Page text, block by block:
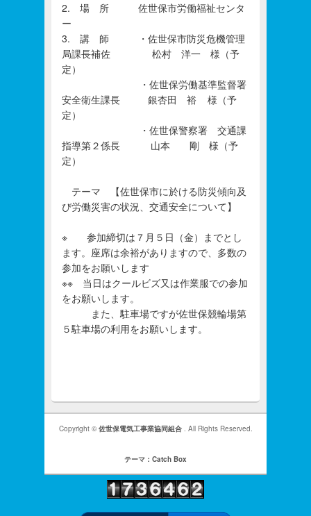
2. 場 所 佐世保市労働福祉センタ
ー
3. 講 師 ・佐世保市防災危機管理
局課長補佐 松村 洋一 様（予
定）
・佐世保労働基準監督署
安全衛生課長 銀杏田 裕 様（予
定）
・佐世保警察署 交通課
指導第２係長 山本 剛 様（予
定）
テーマ 【佐世保市に於ける防災傾向及
び労働災害の状況、交通安全について】
※ 参加締切は７月５日（金）までとし
ます。座席は余裕がありますので、多数の
参加をお願いします
※※ 当日はクールビズ又は作業服での参加
をお願いします。
また、駐車場ですが佐世保競輪場第
５駐車場の利用をお願いします。
Copyright © 佐世保電気工事業協同組合 . All Rights Reserved.
テーマ：Catch Box